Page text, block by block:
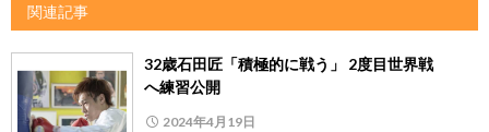
関連記事
32歳石田匠「積極的に戦う」 2度目世界戦
へ練習公開
2024年4月19日